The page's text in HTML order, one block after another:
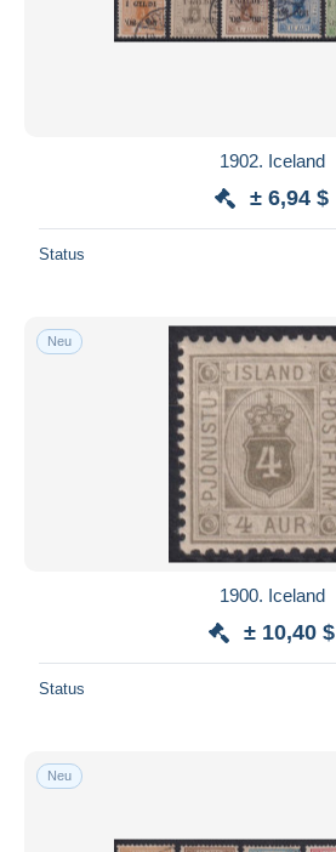
1902. Iceland
± 6,94 $
Status
Neu
1900. Iceland
± 10,40 $
Status
Neu